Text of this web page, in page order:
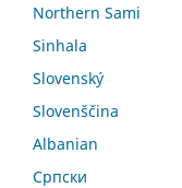
Northern Sami
Sinhala
Slovenský
Slovenščina
Albanian
Српски